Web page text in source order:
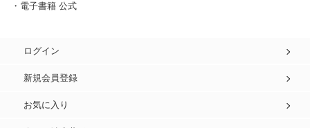
・電子書籍 公式
ログイン
新規会員登録
お気に入り